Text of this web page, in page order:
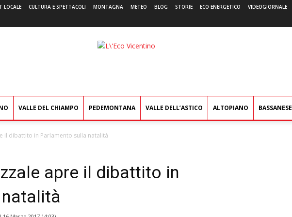
LOCALE CULTURA E SPETTACOLI MONTAGNA METEO BLOG STORIE ECO ENERGETICO VIDEOGIORNALE
L'Eco
VALLE DEL CHIAMPO PEDEMONTANA VALLE DELL’ASTICO ALTOPIANO BASSANESE
il dibattito in Parlamento sulla natalità
apre il dibattito in